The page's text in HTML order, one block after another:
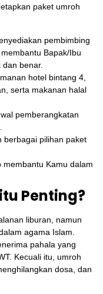
paket umroh
pembimbing
Bapak/Ibu
benar.
hotel bintang 4,
serta makanan halal
pemberangkatan
berbagai pilihan paket
membantu Kamu dalam
Penting?
liburan, namun
agama Islam.
pahala yang
Kecuali itu, umroh
dosa, dan